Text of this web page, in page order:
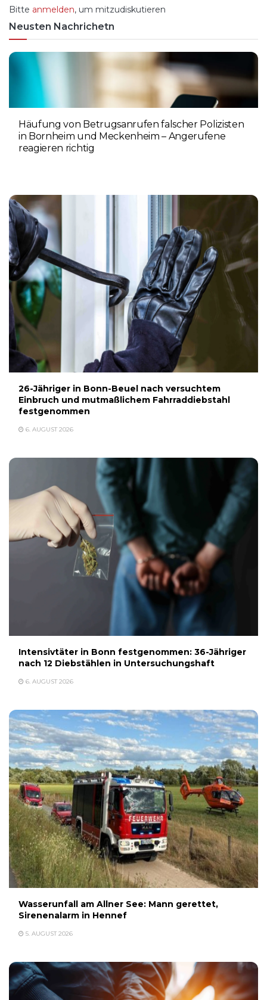
Bitte anmelden, um mitzudiskutieren
Neusten Nachrichetn
Häufung von Betrugsanrufen falscher Polizisten
in Bornheim und Meckenheim – Angerufene
reagieren richtig
26-Jähriger in Bonn-Beuel nach versuchtem
Einbruch und mutmaßlichem Fahrraddiebstahl
festgenommen
6. AUGUST 2026
Intensivtäter in Bonn festgenommen: 36-Jähriger
nach 12 Diebstählen in Untersuchungshaft
6. AUGUST 2026
Wasserunfall am Allner See: Mann gerettet,
Sirenenalarm in Hennef
5. AUGUST 2026